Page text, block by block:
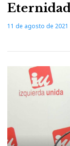
11 de agosto de 2021